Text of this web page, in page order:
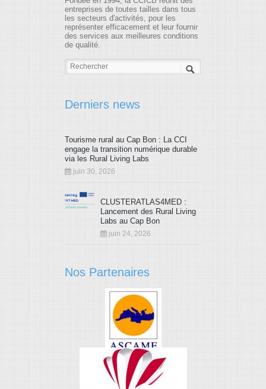
entreprises de toutes tailles dans tous
les secteurs d'activités, pour les
représenter efficacement et leur fournir
des services aux meilleures conditions
de qualité.
Derniers news
Tourisme rural au Cap Bon : La CCI
engage la transition numérique durable
via les Rural Living Labs
juin 30, 2026
CLUSTERATLAS4MED :
Lancement des Rural Living
Labs au Cap Bon
juin 24, 2026
Nos Partenaires